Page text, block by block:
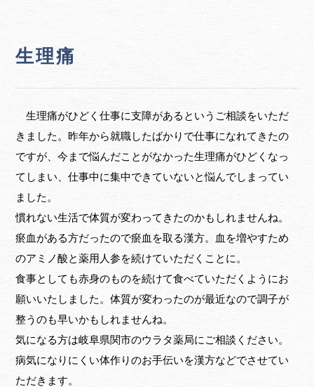
生理痛
生理痛がひどく仕事に支障があるというご相談をいただ
きました。昨年から就職したばかりで仕事になれてきたの
ですが、今まで悩んだことがなかった生理痛がひどくなっ
てしまい、仕事中に集中できていないと悩んでしまってい
ました。
慣れない生活で体質が変わってきたのかもしれませんね。
瘀血がある方だったので瘀血を取る漢方。血を増やすため
のアミノ酸と薬用人参を続けていただくことに。
食事としても赤身のものを続けて食べていただくようにお
願いいたしました。体質が変わったのが最近なので調子が
整うのも早いかもしれませんね。
気になる方は岐阜県関市のウラタ薬局にご相談ください。
病気になりにくい体作りのお手伝いを漢方などでさせてい
ただきます。